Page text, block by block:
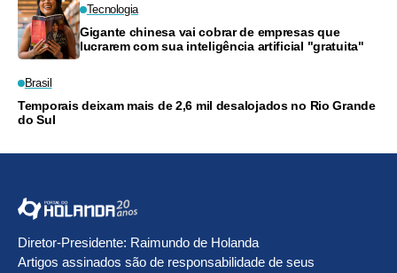
Tecnologia
Gigante chinesa vai cobrar de empresas que
lucrarem com sua inteligência artificial "gratuita"
Brasil
Temporais deixam mais de 2,6 mil desalojados no Rio Grande
do Sul
Diretor-Presidente: Raimundo de Holanda
Artigos assinados são de responsabilidade de seus